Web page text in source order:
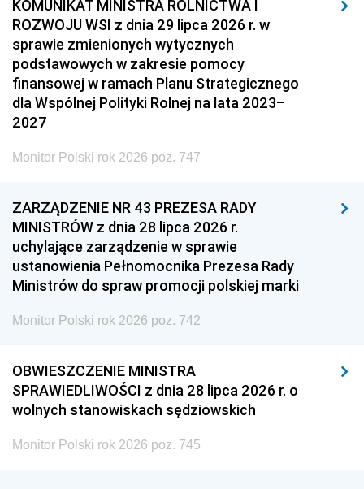
KOMUNIKAT MINISTRA ROLNICTWA I
ROZWOJU WSI z dnia 29 lipca 2026 r. w
sprawie zmienionych wytycznych
podstawowych w zakresie pomocy
finansowej w ramach Planu Strategicznego
dla Wspólnej Polityki Rolnej na lata 2023–
2027
Monitor Polski rok 2026 poz. 747
ZARZĄDZENIE NR 43 PREZESA RADY
MINISTRÓW z dnia 28 lipca 2026 r.
uchylające zarządzenie w sprawie
ustanowienia Pełnomocnika Prezesa Rady
Ministrów do spraw promocji polskiej marki
Monitor Polski rok 2026 poz. 742
OBWIESZCZENIE MINISTRA
SPRAWIEDLIWOŚCI z dnia 28 lipca 2026 r. o
wolnych stanowiskach sędziowskich
Monitor Polski rok 2026 poz. 745